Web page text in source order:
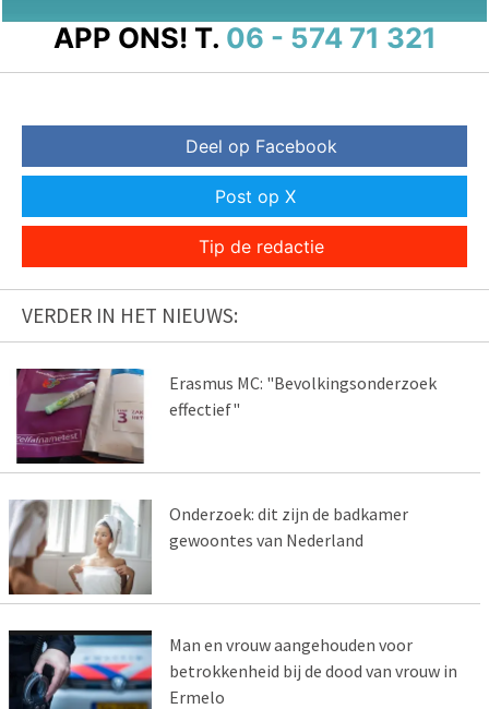
APP ONS! T. 06 - 574 71 321
Deel op Facebook
Post op X
Tip de redactie
VERDER IN HET NIEUWS:
Erasmus MC: "Bevolkingsonderzoek
effectief"
Onderzoek: dit zijn de badkamer
gewoontes van Nederland
Man en vrouw aangehouden voor
betrokkenheid bij de dood van vrouw in
Ermelo